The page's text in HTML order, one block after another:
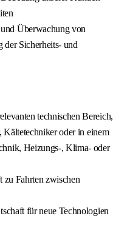
Überwachung von
Sicherheits- und
technischen Bereich,
oder in einem
Heizungs-, Klima- oder
zu Fahrten zwischen
für neue Technologien